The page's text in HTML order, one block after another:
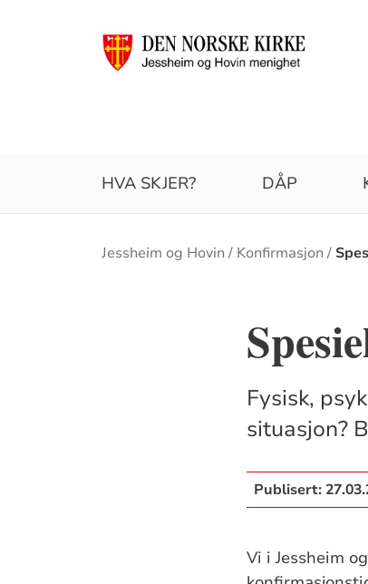
HVA SKJER? DÅP
Brødsmulesti
Jessheim og Hovin Konfirmasjon
Fysisk,
situasjon?
Publisert:
Vi i Jessheim